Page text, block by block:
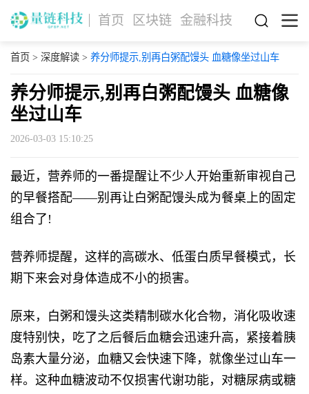
首页 区块链 金融科技
首页 > 深度解读> 养分师提示,别再白粥配馒头 血糖像坐过山车
养分师提示,别再白粥配馒头 血糖像
坐过山车
2026-03-03 15:10:25
最近，营养师的一番提醒让不少人开始重新审视自己
的早餐搭配——别再让白粥配馒头成为餐桌上的固定
组合了!
营养师提醒，这样的高碳水、低蛋白质早餐模式，长
期下来会对身体造成不小的损害。
原来，白粥和馒头这类精制碳水化合物，消化吸收速
度特别快，吃了之后餐后血糖会迅速升高，紧接着胰
岛素大量分泌，血糖又会快速下降，就像坐过山车一
样。这种血糖波动不仅损害代谢功能，对糖尿病或糖